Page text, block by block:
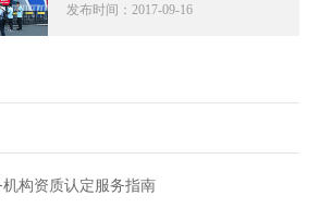
发布时间：2017-09-16
构资质认定服务指南